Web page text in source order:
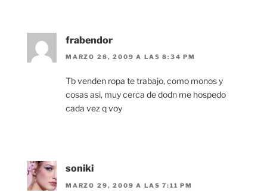
frabendor
MARZO 28, 2009 A LAS 8:34 PM
Tb venden ropa te trabajo, como monos y
cosas asi, muy cerca de dodn me hospedo
cada vez q voy
soniki
MARZO 29, 2009 A LAS 7:11 PM